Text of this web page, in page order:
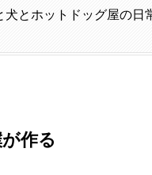
とホットドッグ屋の日
作る